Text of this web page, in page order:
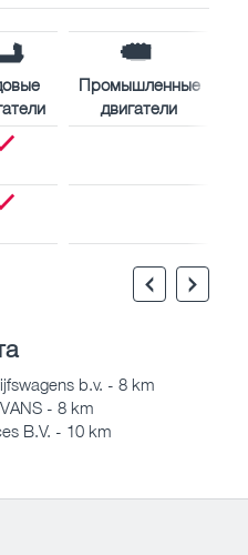
Промышленные
двигатели
b.v. - 8 km
- 8 km
B.V. - 10 km